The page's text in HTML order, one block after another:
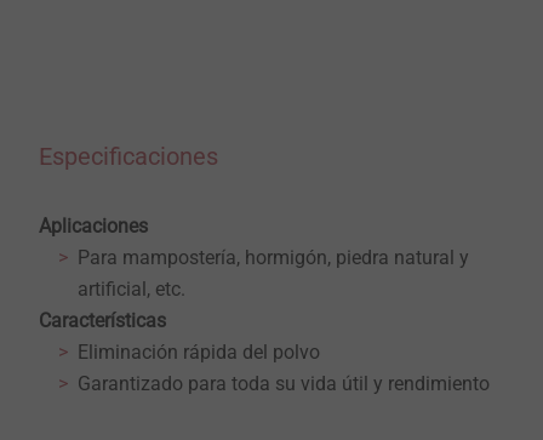
Especificaciones
Aplicaciones
Para mampostería, hormigón, piedra natural y
artificial, etc.
Características
Eliminación rápida del polvo
Garantizado para toda su vida útil y rendimiento